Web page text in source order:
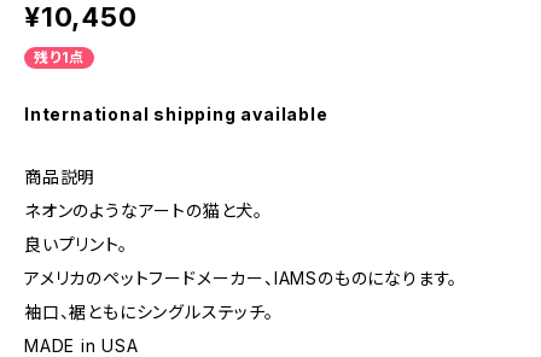
¥10,450
残り1点
International shipping available
商品説明
ネオンのようなアートの猫と犬。
良いプリント。
アメリカのペットフードメーカー、IAMSのものになります。
袖口、裾ともにシングルステッチ。
MADE in USA